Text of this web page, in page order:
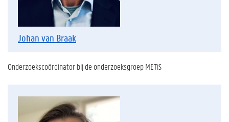
Johan van Braak
Onderzoekscoördinator bij de onderzoeksgroep METiS